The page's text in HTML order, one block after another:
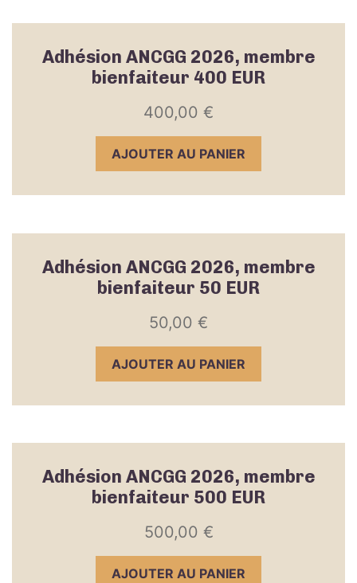
Adhésion ANCGG 2026, membre
bienfaiteur 400 EUR
400,00 €
AJOUTER AU PANIER
Adhésion ANCGG 2026, membre
bienfaiteur 50 EUR
50,00 €
AJOUTER AU PANIER
Adhésion ANCGG 2026, membre
bienfaiteur 500 EUR
500,00 €
AJOUTER AU PANIER